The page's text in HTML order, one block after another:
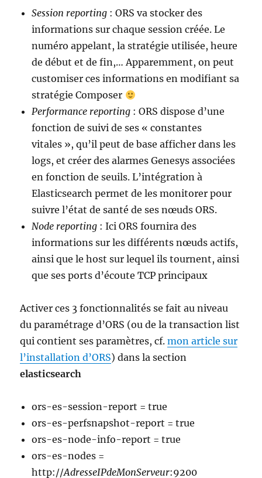
Session reporting : ORS va stocker des
informations sur chaque session créée. Le
numéro appelant, la stratégie utilisée, heure
de début et de fin,… Apparemment, on peut
customiser ces informations en modifiant sa
stratégie Composer
Performance reporting : ORS dispose d’une
fonction de suivi de ses « constantes
vitales », qu’il peut de base afficher dans les
logs, et créer des alarmes Genesys associées
en fonction de seuils. L’intégration à
Elasticsearch permet de les monitorer pour
suivre l’état de santé de ses nœuds ORS.
Node reporting : Ici ORS fournira des
informations sur les différents nœuds actifs,
ainsi que le host sur lequel ils tournent, ainsi
que ses ports d’écoute TCP principaux
Activer ces 3 fonctionnalités se fait au niveau
du paramétrage d’ORS (ou de la transaction list
qui contient ses paramètres, cf.mon article sur
l’installation d’ORS) dans la section
elasticsearch
ors-es-session-report = true
ors-es-perfsnapshot-report = true
ors-es-node-info-report = true
ors-es-nodes =
http://AdresseIPdeMonServeur:9200